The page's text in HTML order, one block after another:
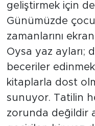
geliştirmek için
Günümüzde
zamanlarını
Oysa yaz ayları;
beceriler
kitaplarla dost
sunuyor. Tatilin
zorunda değildir